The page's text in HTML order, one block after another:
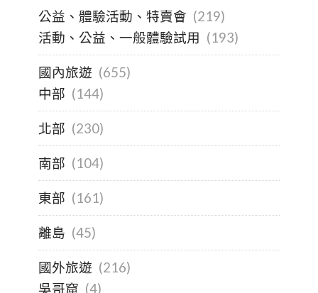
公益、體驗活動、特賣會 (219)
活動、公益、一般體驗試用 (193)
國內旅遊 (655)
中部 (144)
北部 (230)
南部 (104)
東部 (161)
離島 (45)
國外旅遊 (216)
吳哥窟 (4)